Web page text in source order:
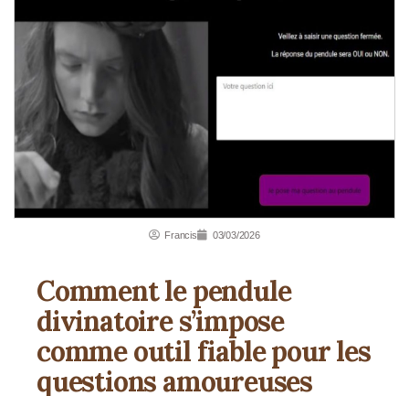
Francis 03/03/2026
Comment le pendule
divinatoire s’impose
comme outil fiable pour les
questions amoureuses